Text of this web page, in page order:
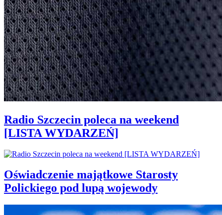
Radio Szczecin poleca na weekend
[LISTA WYDARZEŃ]
Oświadczenie majątkowe Starosty
Polickiego pod lupą wojewody